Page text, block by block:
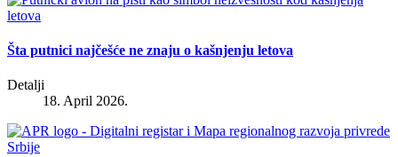
Šta putnici najčešće ne znaju o kašnjenju letova
Detalji
18. April 2026.